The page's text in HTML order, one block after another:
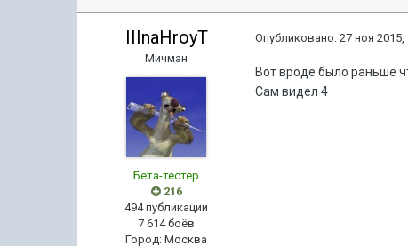
IIInaHroyT
Мичман
Бета-тестер
216
494 публикации
7 614 боёв
Город:Москва
Опубликовано:27 ноя 2015,
Вот вроде было раньше
Сам видел 4